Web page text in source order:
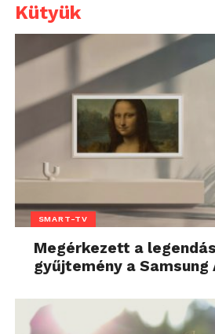
Kütyük
SMART-TV
Megérkezett a
gyűjtemény a